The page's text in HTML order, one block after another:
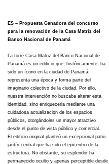
ES – Propuesta Ganadora del concurso
para la renovación de la Casa Matriz del
Banco Nacional de Panamá
La torre Casa Matriz del Banco Nacional de
Panamá es un edificio que, históricamente, ha
sido un ícono en la ciudad de Panamá;
representa una época y forma parte del
imaginario colectivo de la ciudad. Por ello,
nuestra intervención no buscaba alterar esta
identidad, sino enriquecerla mediante una
cuidadosa actualización de los espacios
públicos, otorgándoles un mayor atractivo
desde el punto de vista público y comercial.
El edificio original planteó un excepcional patio-
jardín central que ha sido el epicentro de la
estructura. No obstante, su esplendor ha
permanecido oculto y apenas perceptible desde